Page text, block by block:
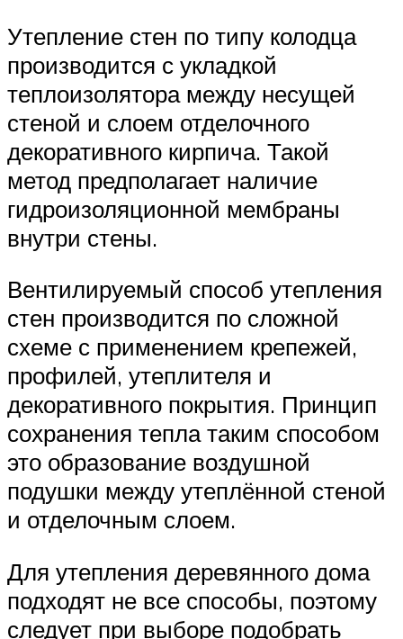
Утепление стен по типу колодца
производится с укладкой
теплоизолятора между несущей
стеной и слоем отделочного
декоративного кирпича. Такой
метод предполагает наличие
гидроизоляционной мембраны
внутри стены.
Вентилируемый способ утепления
стен производится по сложной
схеме с применением крепежей,
профилей, утеплителя и
декоративного покрытия. Принцип
сохранения тепла таким способом
это образование воздушной
подушки между утеплённой стеной
и отделочным слоем.
Для утепления деревянного дома
подходят не все способы, поэтому
следует при выборе подобрать